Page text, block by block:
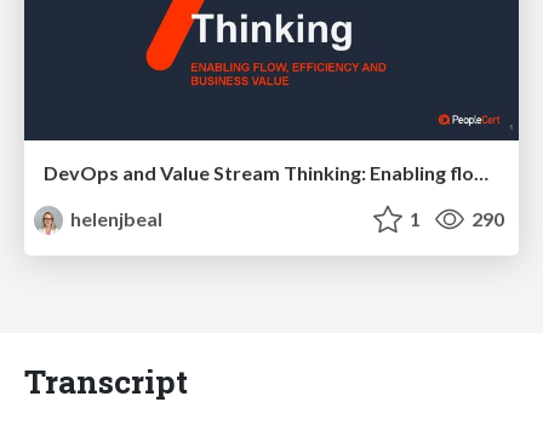
helenjbeal
1 290
Transcript